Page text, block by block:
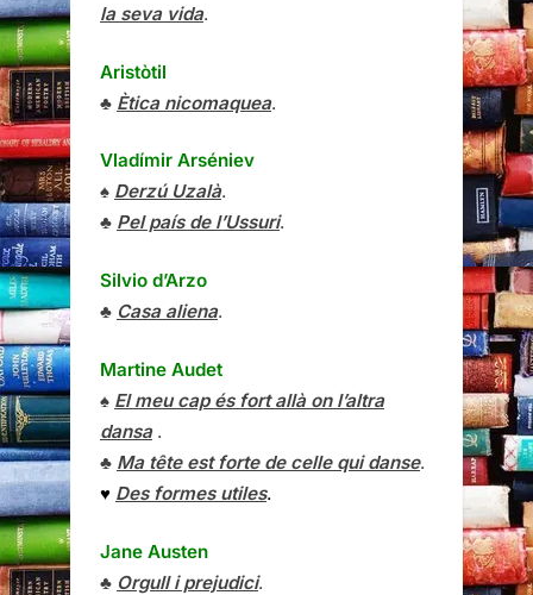
la seva vida.
Aristòtil
♣ Ètica nicomaquea.
Vladímir Arséniev
♠ Derzú Uzalà.
♣ Pel país de l’Ussuri.
Silvio d’Arzo
♣ Casa aliena.
Martine Audet
♠ El meu cap és fort allà on l’altra
dansa.
♣ Ma tête est forte de celle qui danse.
♥ Des formes utiles.
Jane Austen
♣ Orgull i prejudici.